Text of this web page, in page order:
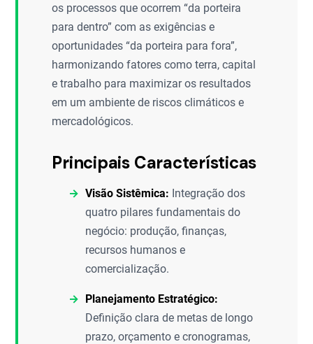
os processos que ocorrem “da porteira
para dentro” com as exigências e
oportunidades “da porteira para fora”,
harmonizando fatores como terra, capital
e trabalho para maximizar os resultados
em um ambiente de riscos climáticos e
mercadológicos.
Principais Características
Visão Sistêmica: Integração dos
quatro pilares fundamentais do
negócio: produção, finanças,
recursos humanos e
comercialização.
Planejamento Estratégico:
Definição clara de metas de longo
prazo, orçamento e cronogramas,